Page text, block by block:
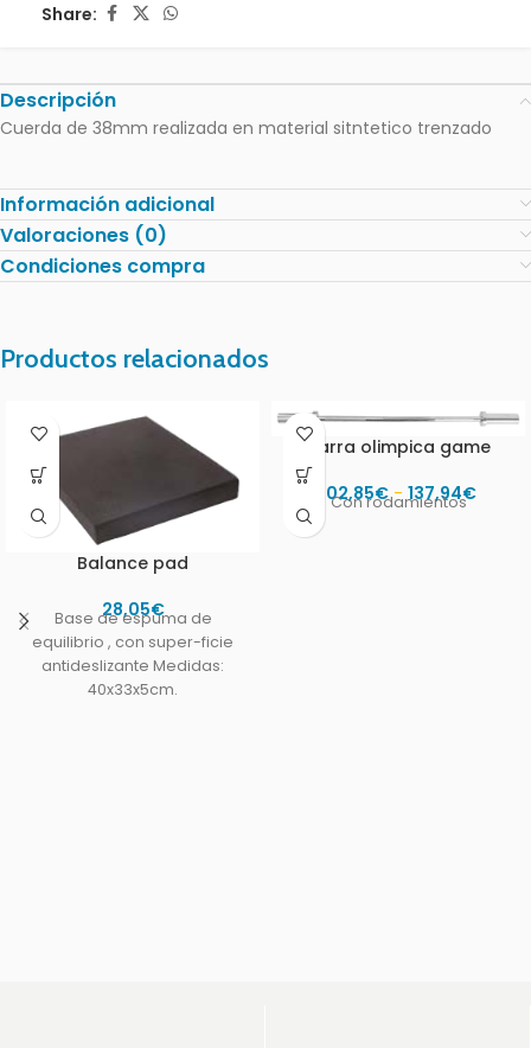
Share:
Descripción
Cuerda de 38mm realizada en material sitntetico trenzado
Información adicional
Valoraciones (0)
Condiciones compra
Productos relacionados
Balance pad
28,05€
Base de espuma de
equilibrio , con super-ficie
antideslizante Medidas:
40x33x5cm.
Barra olimpica game
102,85€ - 137,94€
Con rodamientos